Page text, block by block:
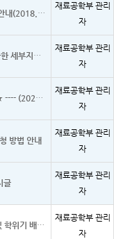
수정)
재료공학부 관리
자
수정)
재료공학부 관리
자
수정)
재료공학부 관리
자
방법 안내
재료공학부 관리
자
글
재료공학부 관리
자
[졸업] 2026년 8월 학위수여식 안내 및 학위기 배부 , 학위복대여 안내
재료공학부 관리
자